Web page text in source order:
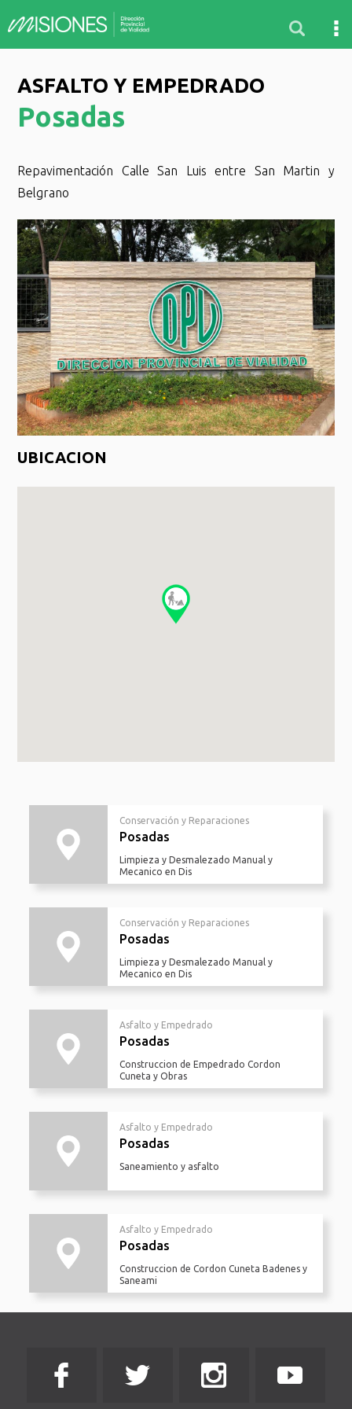
ASFALTO Y EMPEDRADO
Posadas
Repavimentación Calle San Luis entre San Martin y
Belgrano
UBICACION
Conservación y Reparaciones
Posadas
Limpieza y Desmalezado Manual y
Mecanico en Dis
Conservación y Reparaciones
Posadas
Limpieza y Desmalezado Manual y
Mecanico en Dis
Asfalto y Empedrado
Posadas
Construccion de Empedrado Cordon
Cuneta y Obras
Asfalto y Empedrado
Posadas
Saneamiento y asfalto
Asfalto y Empedrado
Posadas
Construccion de Cordon Cuneta Badenes y
Saneami